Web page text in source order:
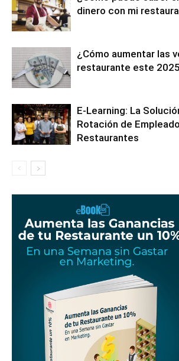
dinero con mi
¿Cómo aumentar las
restaurante este
E-Learning: La
Rotación de
Restaurantes